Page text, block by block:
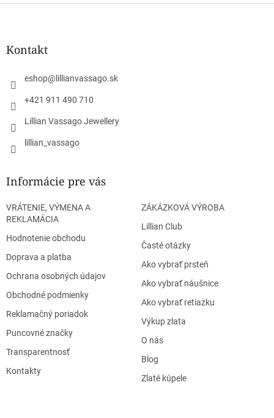
Z
Kontakt
eshop@ lillianvassago.sk
+421 911 490 710
Lillian Vassago Jewellery
lillian_vassago
Informácie pre vás
VRÁTENIE, VÝMENA A
REKLAMÁCIA
Hodnotenie obchodu
Doprava a platba
Ochrana osobných údajov
Obchodné podmienky
Reklamačný poriadok
Puncovné značky
Transparentnosť
Kontakty
ZÁKÁZKOVÁ VÝROBA
Lillian Club
Časté otázky
Ako vybrať prsteň
Ako vybrať náušnice
Ako vybrať retiazku
Výkup zlata
O nás
Blog
Zlaté kúpele